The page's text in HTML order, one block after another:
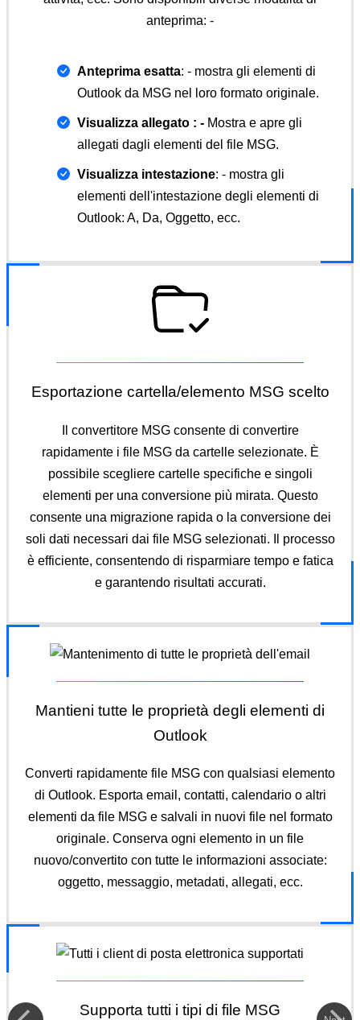
anteprima: -
Anteprima esatta: - mostra gli elementi di
Outlook da MSG nel loro formato originale.
Visualizza allegato : - Mostra e apre gli
allegati dagli elementi del file MSG.
Visualizza intestazione: - mostra gli
elementi dell'intestazione degli elementi di
Outlook: A, Da, Oggetto, ecc.
Esportazione cartella/elemento MSG scelto
Il convertitore MSG consente di convertire
rapidamente i file MSG da cartelle selezionate. È
possibile scegliere cartelle specifiche e singoli
elementi per una conversione più mirata. Questo
consente una migrazione rapida o la conversione dei
soli dati necessari dai file MSG selezionati. Il processo
è efficiente, consentendo di risparmiare tempo e fatica
e garantendo risultati accurati.
Mantieni tutte le proprietà degli elementi di
Outlook
Converti rapidamente file MSG con qualsiasi elemento
di Outlook. Esporta email, contatti, calendario o altri
elementi da file MSG e salvali in nuovi file nel formato
originale. Conserva ogni elemento in un file
nuovo/convertito con tutte le informazioni associate:
oggetto, messaggio, metadati, allegati, ecc.
Supporta tutti i tipi di file MSG